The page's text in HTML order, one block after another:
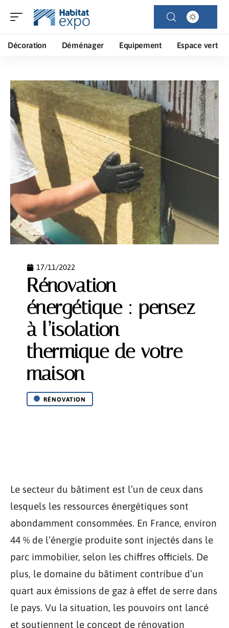
Décoration Déménager Equipement Espace vert
17/11/2022
Rénovation
énergétique : pensez
à l’isolation
thermique de votre
maison
RÉNOVATION
Le secteur du bâtiment est l’un de ceux dans
lesquels les ressources énergétiques sont
abondamment consommées. En France, environ
44 % de l’énergie produite sont injectés dans le
parc immobilier, selon les chiffres officiels. De
plus, le domaine du bâtiment contribue d’un
quart aux émissions de gaz à effet de serre dans
le pays. Vu la situation, les pouvoirs ont lancé
et soutiennent le concept de rénovation